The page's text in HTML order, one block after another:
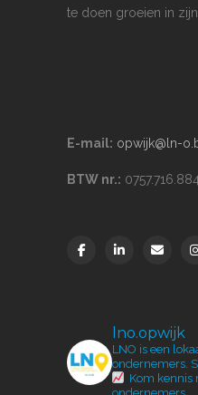
te doen groeien in zijn
E-mail: opwijk@ln-
BTW nr.: 0757.716.884
lno.opwijk
LNO is een
ondernemers.
Kom kennis